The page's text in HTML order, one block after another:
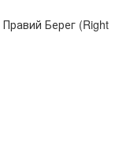
Правий Берег (Right